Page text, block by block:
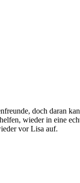
doch daran
wieder in eine
vor Lisa auf.